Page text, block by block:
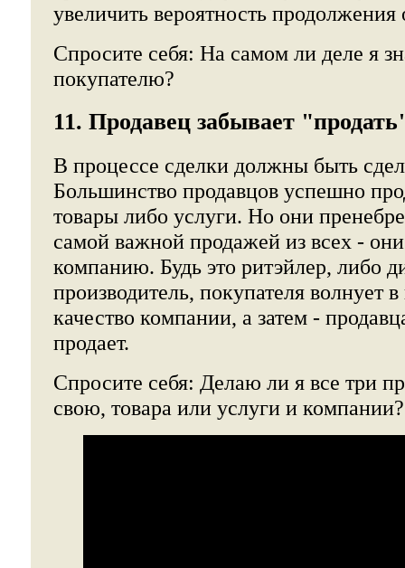
увеличить вероятность
Спросите себя: На самом ли деле я
покупателю?
11. Продавец забывает
В процессе сделки должны быть
Большинство продавцов успешно
товары либо услуги. Но они
самой важной продажей из всех -
компанию. Будь это ритэйлер, либо
производитель, покупателя волнует
качество компании, а затем -
продает.
Спросите себя: Делаю ли я все три
свою, товара или услуги и компании?